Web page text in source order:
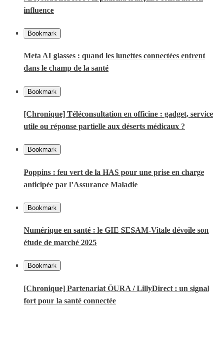
influence
Bookmark
Meta AI glasses : quand les lunettes connectées entrent
dans le champ de la santé
Bookmark
[Chronique] Téléconsultation en officine : gadget, service
utile ou réponse partielle aux déserts médicaux ?
Bookmark
Poppins : feu vert de la HAS pour une prise en charge
anticipée par l’Assurance Maladie
Bookmark
Numérique en santé : le GIE SESAM-Vitale dévoile son
étude de marché 2025
Bookmark
[Chronique] Partenariat ŌURA / LillyDirect : un signal
fort pour la santé connectée